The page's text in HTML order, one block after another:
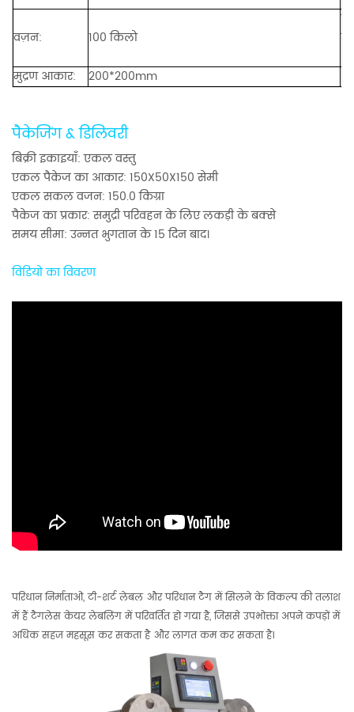
वज़न: 100 किलो
मुद्रण आकार:
200*200mm
पैकेजिंग & डिलिवरी
बिक्री इकाइयाँ: एकल वस्तु
एकल पैकेज का आकार: 150X50X150 सेमी
एकल सकल वजन: 150.0 किग्रा
पैकेज का प्रकार: समुद्री परिवहन के लिए लकड़ी के बक्से
समय सीमा:उन्नत भुगतान के 15 दिन बाद।
विडियो का विवरण
परिधान निर्माताओं, टी-शर्ट लेबल और परिधान टैग में सिलने के विकल्प की तलाश
में हैंटैगलेस केयर लेबलिंग में परिवर्तित हो गया है, जिससे उपभोक्ता अपने कपड़ों में
अधिक सहज महसूस कर सकता है और लागत कम कर सकता है।